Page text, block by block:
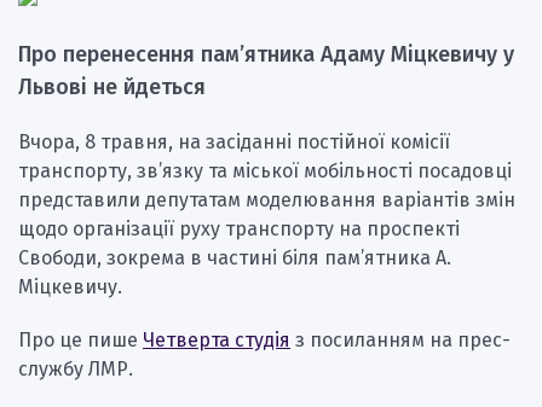
Про перенесення пам’ятника Адаму Міцкевичу у
Львові не йдеться
Вчора, 8 травня, на засіданні постійної комісії
транспорту, зв’язку та міської мобільності посадовці
представили депутатам моделювання варіантів змін
щодо організації руху транспорту на проспекті
Свободи, зокрема в частині біля пам’ятника А.
Міцкевичу.
Про це пише Четверта студія з посиланням на прес-
службу ЛМР.